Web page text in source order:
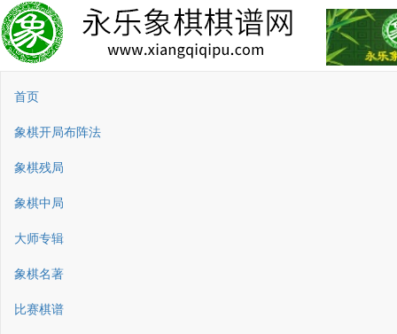
首页
象棋开局布阵法
象棋残局
象棋中局
大师专辑
象棋名著
比赛棋谱